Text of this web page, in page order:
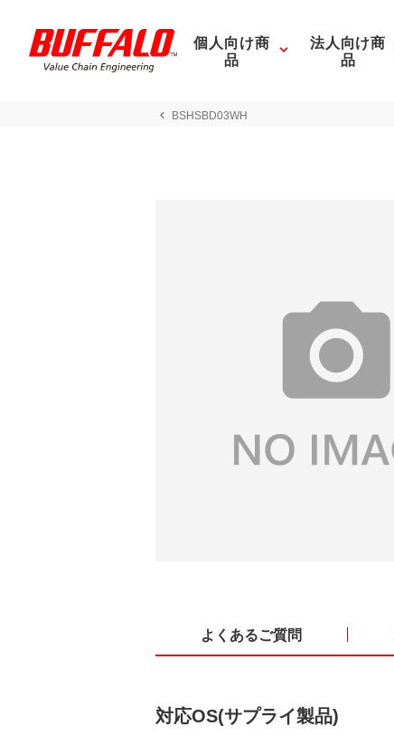
個人向け商
品
法人向け商
品
BSHSBD03WH
よくあるご質問
対応OS(サプライ製品)